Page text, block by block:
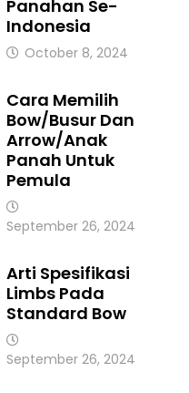
Panahan Se-
Indonesia
October 8, 2024
Cara Memilih
Bow/Busur Dan
Arrow/Anak
Panah Untuk
Pemula
September 26, 2024
Arti Spesifikasi
Limbs Pada
Standard Bow
September 26, 2024